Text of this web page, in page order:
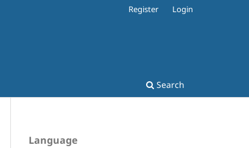
Search
Register Login
Language